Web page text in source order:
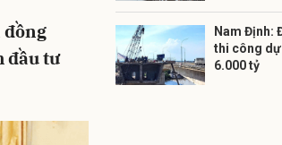
đồng
đầu tư
Nam Định:
thi công dự
6.000 tỷ